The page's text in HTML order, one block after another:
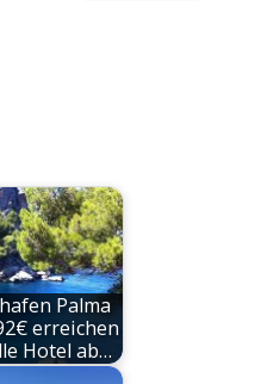
Palma
erreichen
Hotel ab…